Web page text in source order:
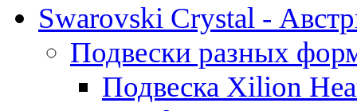
Swarovski Crystal -
Подвески разных
Подвеска Xilion